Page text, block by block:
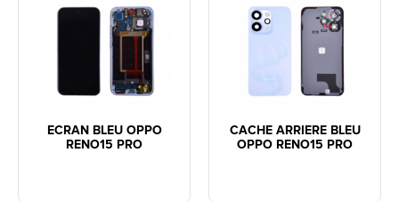
ECRAN BLEU OPPO
RENO15 PRO
CACHE ARRIERE BLEU
OPPO RENO15 PRO